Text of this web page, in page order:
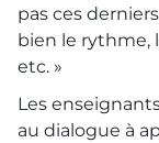
pas ces
bien le rythme,
etc. »
Les
au dialogue à